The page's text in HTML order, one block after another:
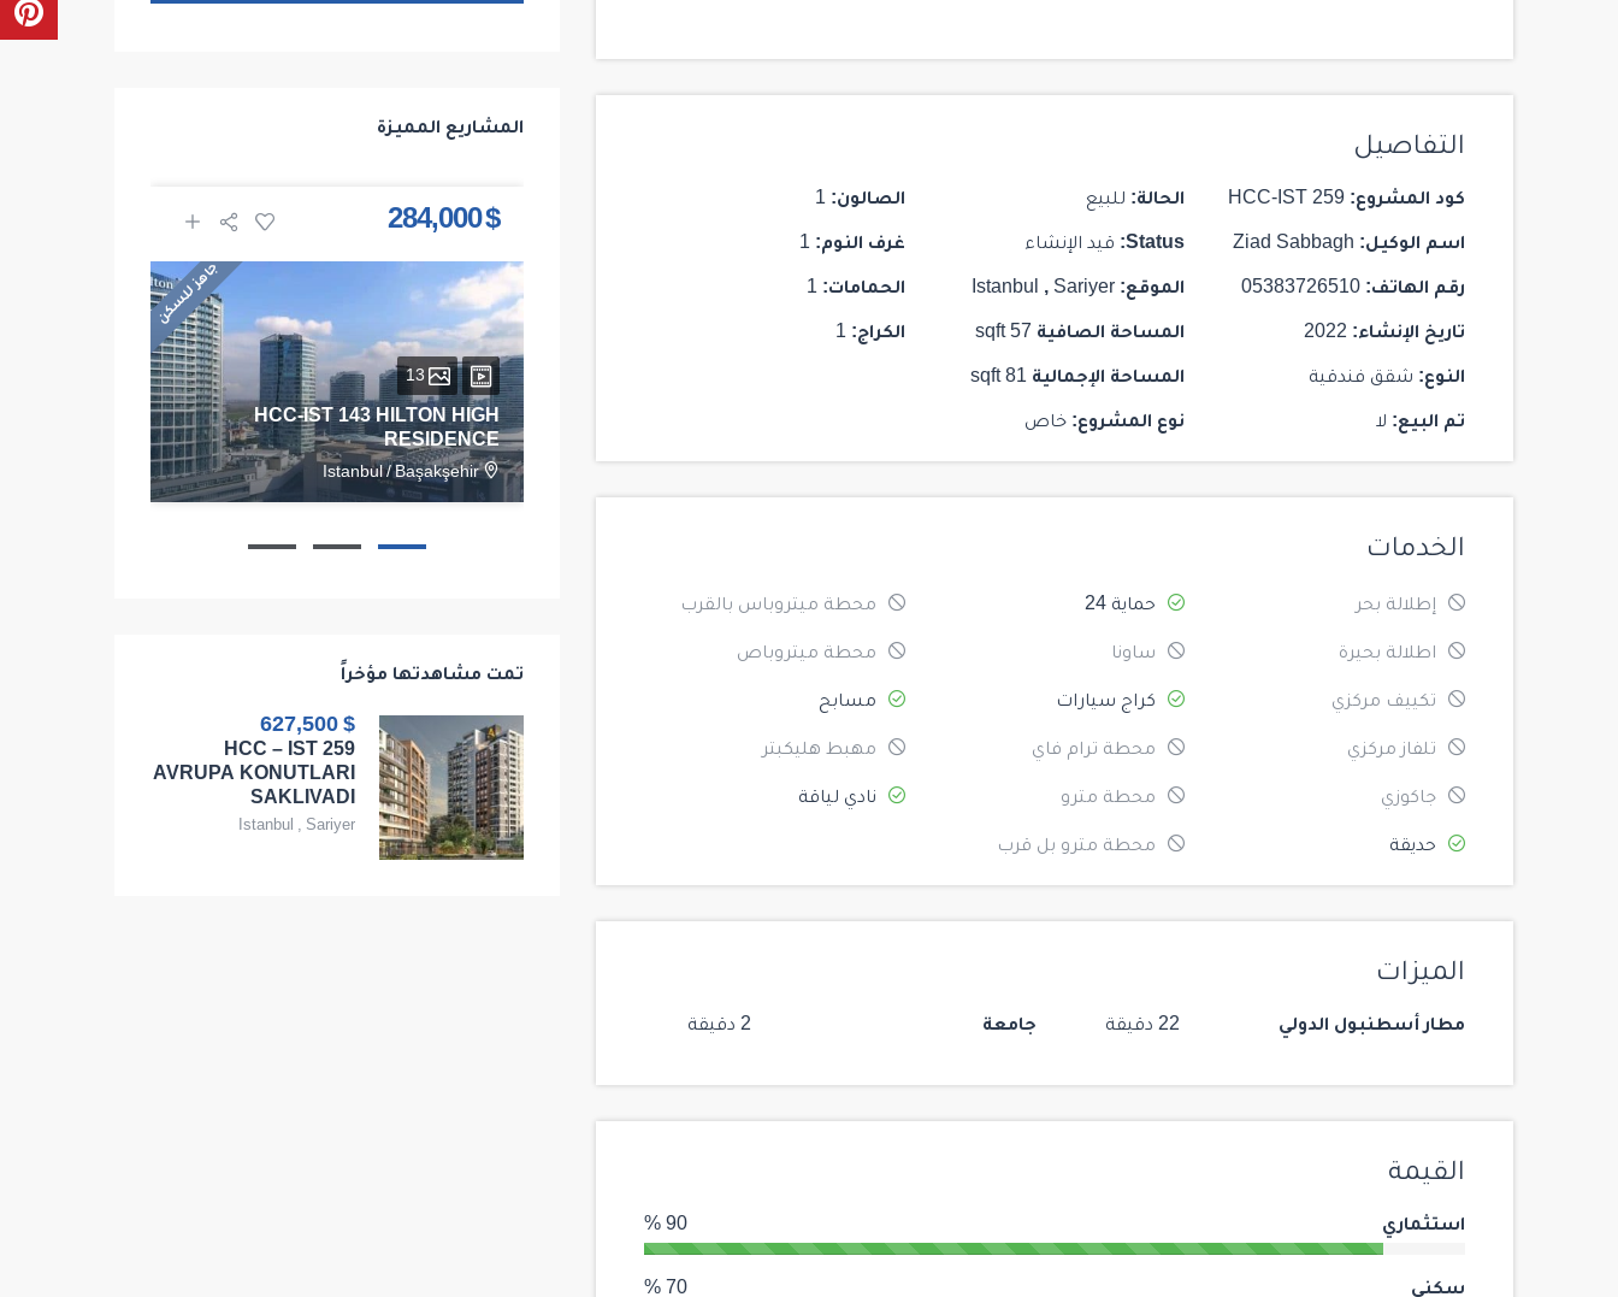
التفاصيل
كود المشروع:
اسم الوكيل:
رقم الهاتف:
تاريخ الإنشاء:
النوع: شقق فندقية
تم البيع:
الحالة:
Status: قيد الإنشاء
الموقع: Istanbul , Sariyer
المساحة الصافية
المساحة الإجمالية
نوع المشروع: خاص
الصالون: 1
غرف النوم: 1
الحمامات: 1
الكراج: 1
الخدمات
إطلالة بحر
اطلالة بحيرة
تكييف مركزي
تلفاز مركزي
جاكوزي
حديقة
حماية 24
ساونا
كراج سيارات
محطة ترام فاي
محطة مترو
محطة مترو بل قرب
محطة ميتروباس بالقرب
محطة ميتروباص
مسابح
مهبط هليكبتر
نادي لياقة
الميزات
مطار أسطنبول الدولي 22 دقيقة جامعة 2 دقيقة
القيمة
استثماري 90 %
سكني 70 %
المشاريع المميزة
جاهز للسكن
$ 284,000
جاهز للسكن
HCC-IST 143 HILTON HIGH
RESIDENCE
Istanbul / Başakşehir
تمت مشاهدتها مؤخراً
$ 627,500
HCC – IST 259
AVRUPA KONUTLARI
SAKLIVADI
Istanbul , Sariyer